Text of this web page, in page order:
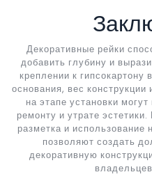
Декоративные рейки
добавить глубину и
креплении к гипсокартону
основания, вес
на этапе установки
ремонту и утрате
разметка и
позволяют создать
декоративную